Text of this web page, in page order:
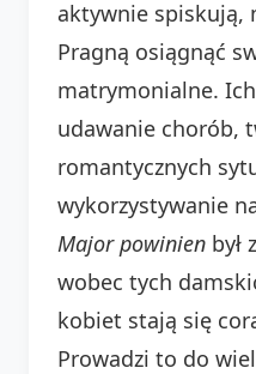
aktywnie spiskują,
Pragną osiągnąć
matrymonialne.
udawanie chorób,
romantycznych
wykorzystywanie
Major powinien był
wobec tych
kobiet stają się
Prowadzi to do